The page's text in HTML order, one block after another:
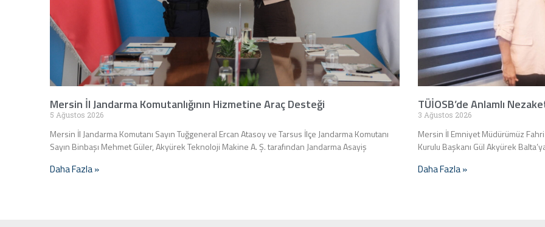
Mersin İl Jandarma Komutanlığının Hizmetine Araç Desteği
5 Ağustos 2026
Mersin İl Jandarma Komutanı Sayın Tuğgeneral Ercan Atasoy ve Tarsus İlçe Jandarma Komutanı
Sayın Binbaşı Mehmet Güler, Akyürek Teknoloji Makine A. Ş. tarafından Jandarma Asayiş
Daha Fazla »
TÜİOSB’de Anlamlı
3 Ağustos 2026
Mersin İl Emniyet Müdürümüz Fahri
Kurulu Başkanı Gül Akyürek
Daha Fazla »